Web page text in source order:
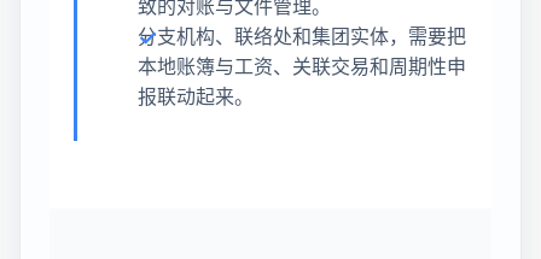
致的对账与文件管理。
分支机构、联络处和集团实体，需要把
本地账簿与工资、关联交易和周期性申
报联动起来。